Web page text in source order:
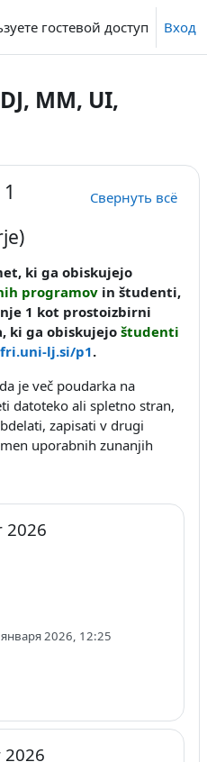
гостевой доступ Вход
MM, UI,
Свернуть всё
ki ga obiskujejo
programov in študenti,
1 kot prostoizbirni
ki ga obiskujejo študenti
lj.si/p1.
je več poudarka na
datoteko ali spletno stran,
zapisati v drugi
uporabnih zunanjih
2026
2026, 12:25